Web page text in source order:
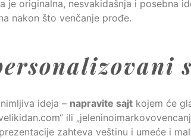
je originalna, nesvakidašnja i posebna
nakon što venčanje prođe.
ideja – napravite sajt kojem će
ili
zahteva veštinu i umeće i